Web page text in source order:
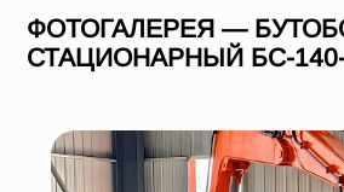
ФОТОГАЛЕРЕЯ —
СТАЦИОНАРНЫЙ БС-